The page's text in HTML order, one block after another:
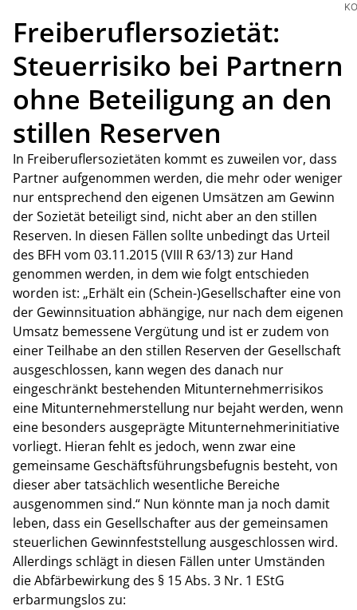
Freiberuflersozietät:
Steuerrisiko bei Partnern
ohne Beteiligung an den
stillen Reserven
In Freiberuflersozietäten kommt es zuweilen vor, dass
Partner aufgenommen werden, die mehr oder weniger
nur entsprechend den eigenen Umsätzen am Gewinn
der Sozietät beteiligt sind, nicht aber an den stillen
Reserven. In diesen Fällen sollte unbedingt das Urteil
des BFH vom 03.11.2015 (VIII R 63/13) zur Hand
genommen werden, in dem wie folgt entschieden
worden ist: „Erhält ein (Schein-)Gesellschafter eine von
der Gewinnsituation abhängige, nur nach dem eigenen
Umsatz bemessene Vergütung und ist er zudem von
einer Teilhabe an den stillen Reserven der Gesellschaft
ausgeschlossen, kann wegen des danach nur
eingeschränkt bestehenden Mitunternehmerrisikos
eine Mitunternehmerstellung nur bejaht werden, wenn
eine besonders ausgeprägte Mitunternehmerinitiative
vorliegt. Hieran fehlt es jedoch, wenn zwar eine
gemeinsame Geschäftsführungsbefugnis besteht, von
dieser aber tatsächlich wesentliche Bereiche
ausgenommen sind.“ Nun könnte man ja noch damit
leben, dass ein Gesellschafter aus der gemeinsamen
steuerlichen Gewinnfeststellung ausgeschlossen wird.
Allerdings schlägt in diesen Fällen unter Umständen
die Abfärbewirkung des § 15 Abs. 3 Nr. 1 EStG
erbarmungslos zu: